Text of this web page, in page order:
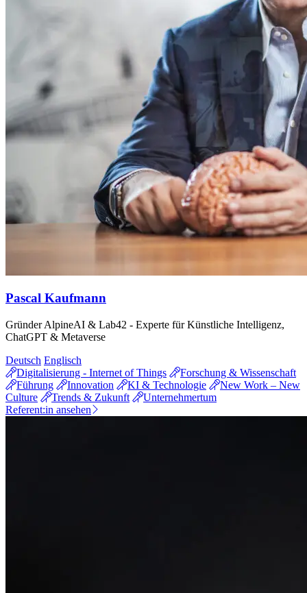
Pascal Kaufmann
Gründer AlpineAI & Lab42 - Experte für Künstliche Intelligenz,
ChatGPT & Metaverse
Deutsch Englisch
Digitalisierung - Internet of Things
Forschung & Wissenschaft
Führung
Innovation KI & Technologie
New Work – New
Culture
Trends & Zukunft
Unternehmertum
Referent:in ansehen